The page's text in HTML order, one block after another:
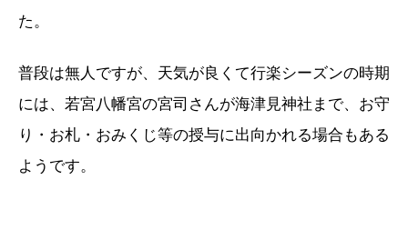
た。
普段は無人ですが、天気が良くて行楽シーズンの時期
には、若宮八幡宮の宮司さんが海津見神社まで、お守
り・お札・おみくじ等の授与に出向かれる場合もある
ようです。